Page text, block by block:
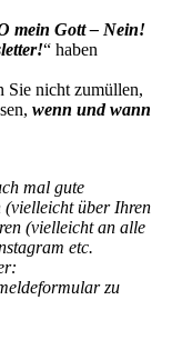
Prof. Uli Rothfuss
mein Gott – Nein!
“ haben
Sie nicht zumüllen,
wenn und wann
mal gute
(vielleicht über Ihren
(vielleicht an alle
etc.
zu